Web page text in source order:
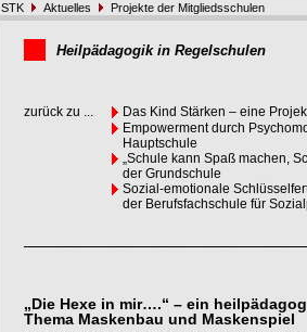
STK Aktuelles Projekte der Mitgliedsschulen
Heilpädagogik in Regelschulen
zurück zu ...
Das Kind Stärken – eine
Empowerment durch
Hauptschule
„Schule kann Spaß machen,
der Grundschule
Sozial-emotionale
der Berufsfachschule für
„Die Hexe in mir….“ – ein
Thema Maskenbau und Maskenspiel